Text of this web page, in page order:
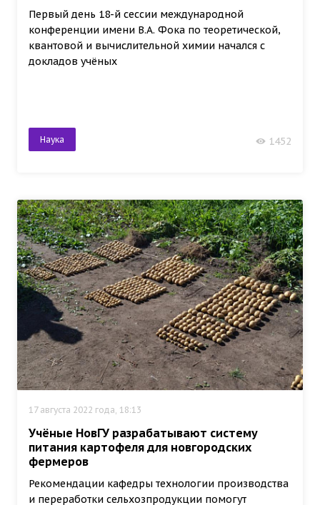
Первый день 18-й сессии международной
конференции имени В.А. Фока по теоретической,
квантовой и вычислительной химии начался с
докладов учёных
Наука 1452
17 августа 2022 года, 18:13
Учёные НовГУ разрабатывают систему
питания картофеля для новгородских
фермеров
Рекомендации кафедры технологии производства
и переработки сельхозпродукции помогут